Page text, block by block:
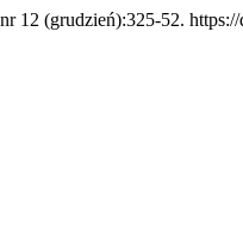
12 (grudzień):325-52.